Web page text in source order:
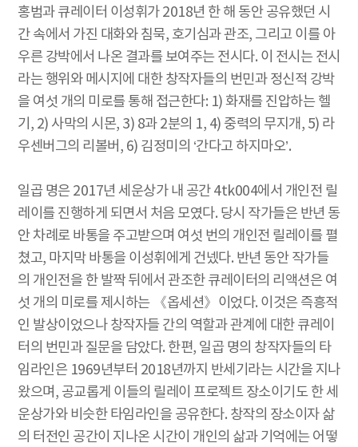
홍범과 큐레이터 이성휘가 2018년 한 해 동안 공유했던 시
간 속에서 가진 대화와 침묵, 호기심과 관조, 그리고 이를 아
우른 강박에서 나온 결과를 보여주는 전시다. 이 전시는 전시
라는 행위와 메시지에 대한 창작자들의 번민과 정신적 강박
을 여섯 개의 미로를 통해 접근한다: 1) 화재를 진압하는 헬
기, 2) 사막의 시몬, 3) 8과 2분의 1, 4) 중력의 무지개, 5) 라
우센버그의 리볼버, 6) 김정미의 ‘간다고 하지마오’.
일곱 명은 2017년 세운상가 내 공간 4tk004에서 개인전 릴
레이를 진행하게 되면서 처음 모였다. 당시 작가들은 반년 동
안 차례로 바통을 주고받으며 여섯 번의 개인전 릴레이를 펼
쳤고, 마지막 바통을 이성휘에게 건넸다. 반년 동안 작가들
의 개인전을 한 발짝 뒤에서 관조한 큐레이터의 리액션은 여
섯 개의 미로를 제시하는 《옵세션》이었다. 이것은 즉흥적
인 발상이었으나 창작자들 간의 역할과 관계에 대한 큐레이
터의 번민과 질문을 담았다. 한편, 일곱 명의 창작자들의 타
임라인은 1969년부터 2018년까지 반세기라는 시간을 지나
왔으며, 공교롭게 이들의 릴레이 프로젝트 장소이기도 한 세
운상가와 비슷한 타임라인을 공유한다. 창작의 장소이자 삶
의 터전인 공간이 지나온 시간이 개인의 삶과 기억에는 어떻